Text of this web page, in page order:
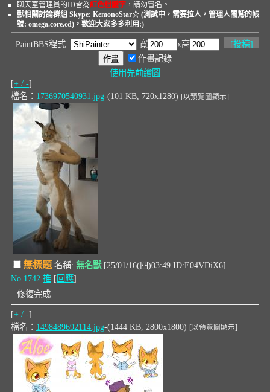
聊天室管理員的ID皆為紅色粗體字 ，請勿冒名。
獸相關討論群組 Skype: KemonoStar☆ (測試中，需要拉人，管理人闇鷲的帳
號: omega.core.cd)，歡迎大家多多利用:)
[投稿]
PaintBBS程式: 寬
x高
作畫記錄
使用先前繪圖
[+ / -]
檔名： 1736970540931.jpg-(101 KB, 720x1280) [以預覽圖顯示]
無標題 名稱: 無名獸[25/01/16(四)03:49 ID:E04VDiX6]
No.1742 推 [回應]
修復完成
[+ / -]
檔名： 1498489692114.jpg-(1444 KB, 2800x1800) [以預覽圖顯示]